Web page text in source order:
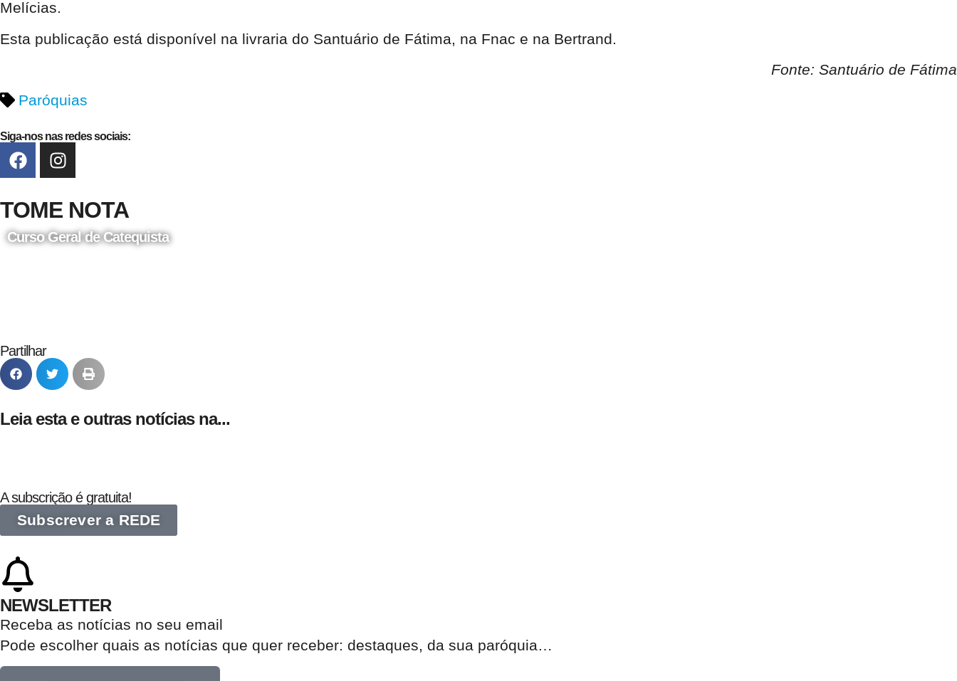
Melícias.
Esta publicação está disponível na livraria do Santuário de Fátima, na Fnac e na Bertrand.
Fonte: Santuário de Fátima
Paróquias
Siga-nos nas redes sociais:
TOME NOTA
Curso Geral de Catequista
Partilhar
Leia esta e outras notícias na...
A subscrição é gratuita!
Subscrever a REDE
NEWSLETTER
Receba as notícias no seu email​
Pode escolher quais as notícias que quer receber: destaques, da sua paróquia…